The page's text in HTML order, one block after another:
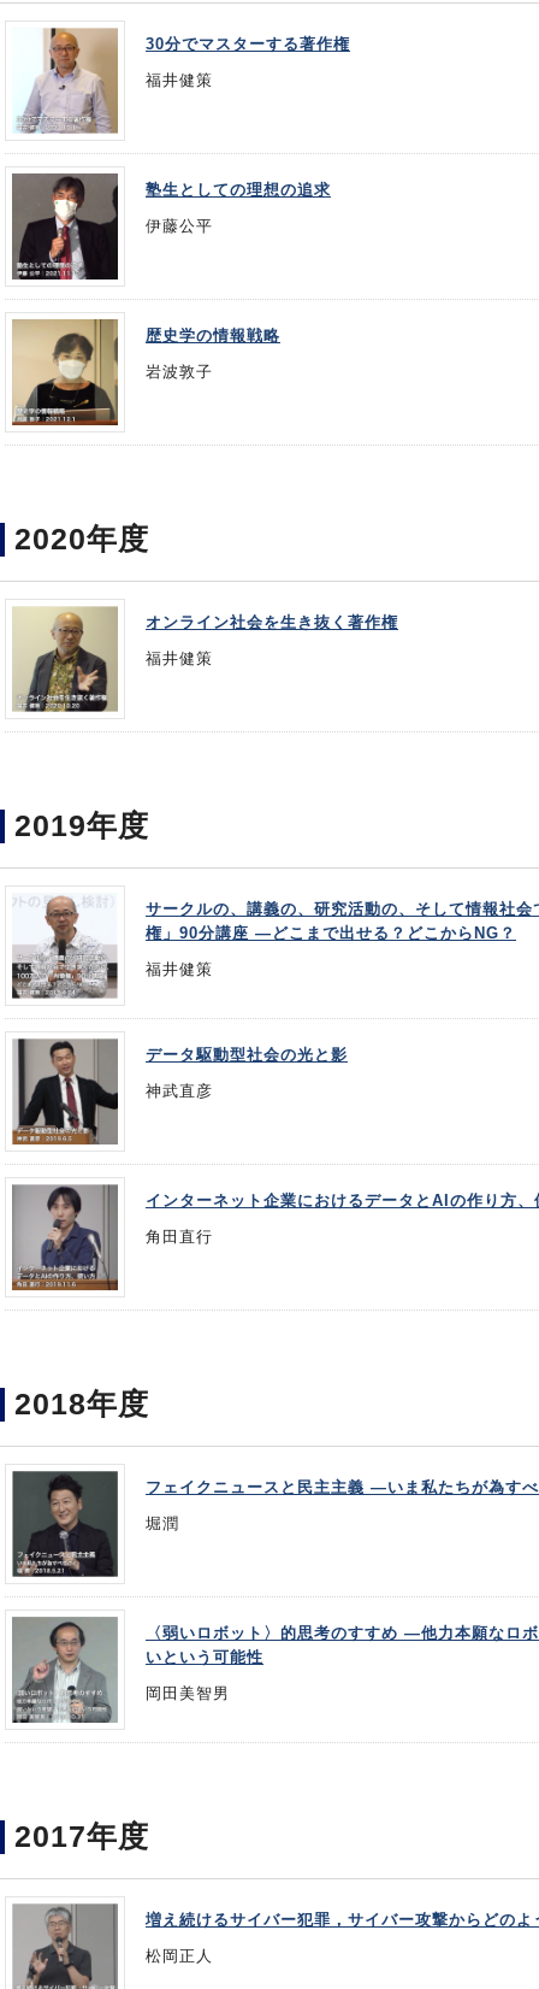
30分でマスターする著作権
福井健策
塾生としての理想の追求
伊藤公平
歴史学の情報戦略
岩波敦子
2020年度
オンライン社会を生き抜く著作権
福井健策
2019年度
サークルの、講義の、研究活動の、そして情報社
権」90分講座 ―どこまで出せる？どこからNG？
福井健策
データ駆動型社会の光と影
神武直彦
インターネット企業におけるデータとAIの作り方、
角田直行
2018年度
フェイクニュースと民主主義 ―いま私たちが為す
堀潤
〈弱いロボット〉的思考のすすめ ―他力本願なロ
いという可能性
岡田美智男
2017年度
増え続けるサイバー犯罪，サイバー攻撃からどのよ
松岡正人